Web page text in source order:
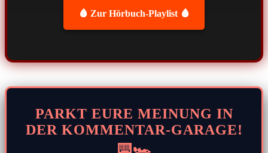
🩸 Zur Hörbuch-Playlist 🩸
PARKT EURE MEINUNG IN
DER KOMMENTAR-GARAGE!
⌨️🏎️